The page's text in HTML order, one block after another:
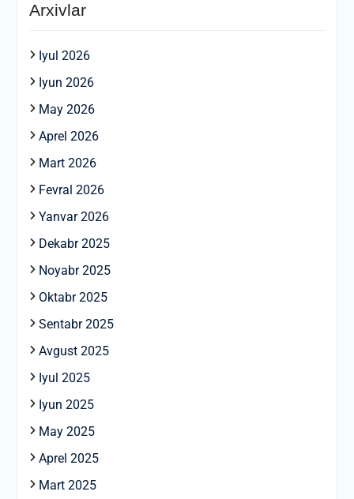
Arxivlar
Iyul 2026
Iyun 2026
May 2026
Aprel 2026
Mart 2026
Fevral 2026
Yanvar 2026
Dekabr 2025
Noyabr 2025
Oktabr 2025
Sentabr 2025
Avgust 2025
Iyul 2025
Iyun 2025
May 2025
Aprel 2025
Mart 2025